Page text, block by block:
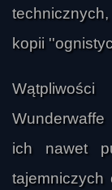
kopii
ich nawet
tajemniczych
Senior